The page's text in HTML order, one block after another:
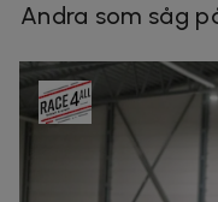
Andra som såg